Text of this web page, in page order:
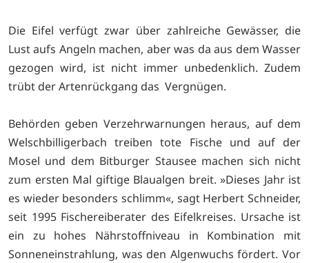
Die Eifel verfügt zwar über zahlreiche Gewässer, die
Lust aufs Angeln machen, aber was da aus dem Wasser
gezogen wird, ist nicht immer unbedenklich. Zudem
trübt der Artenrückgang das Vergnügen.
Behörden geben Verzehrwarnungen heraus, auf dem
Welschbilligerbach treiben tote Fische und auf der
Mosel und dem Bitburger Stausee machen sich nicht
zum ersten Mal giftige Blaualgen breit. »Dieses Jahr ist
es wieder besonders schlimm«, sagt Herbert Schneider,
seit 1995 Fischereiberater des Eifelkreises. Ursache ist
ein zu hohes Nährstoffniveau in Kombination mit
Sonneneinstrahlung, was den Algenwuchs fördert. Vor